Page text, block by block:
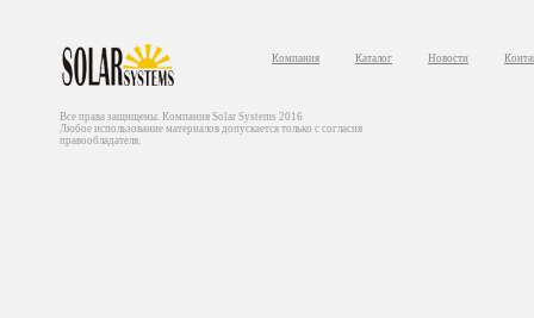
Компания Каталог Новости
Все права защищены. Компания Solar Systems 2016
Любое использование материалов допускается только с согласия
правообладателя.